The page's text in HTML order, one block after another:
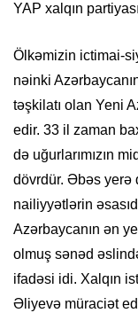
YAP xalqın
Ölkəmizin ictimai-
nəinki
təşkilatı olan Yeni
edir. 33 il zaman
də uğurlarımızın
dövrdür. Əbəs yerə
nailiyyətlərin
Azərbaycanın ən
olmuş sənəd
ifadəsi idi. Xalqın
Əliyevə müraciət